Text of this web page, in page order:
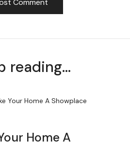
reading...
Home A